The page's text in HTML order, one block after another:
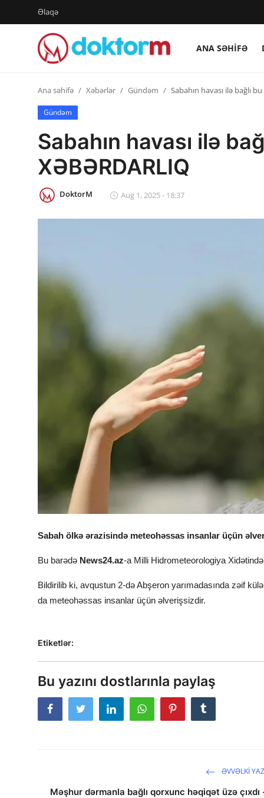
Əlaqə
ANA SƏHIFƏ
Giriş
Ana səhifə
Dərmanlar
Xəbərlər
Sorğular
Ana səhifə Xəbərlər Gündəm Sabahın havası ilə bağlı
Gündəm
Sabahın havası ilə
XƏBƏRDARLIQ
DoktorM Aug 1, 2025 - 18:37
Sabah ölkə ərazisində meteohəssas insanlar üçün
Bu barədə News24.az-a Milli Hidrometeorologiya
Bildirilib ki, avqustun 2-də Abşeron yarımadasında zəif
da meteohəssas insanlar üçün əlverişsizdir.
Etiketlər:
Bu yazını dostlarınla paylaş
ƏVVƏLKI
Məşhur dərmanla bağlı qorxunc həqiqət üzə çıxdı